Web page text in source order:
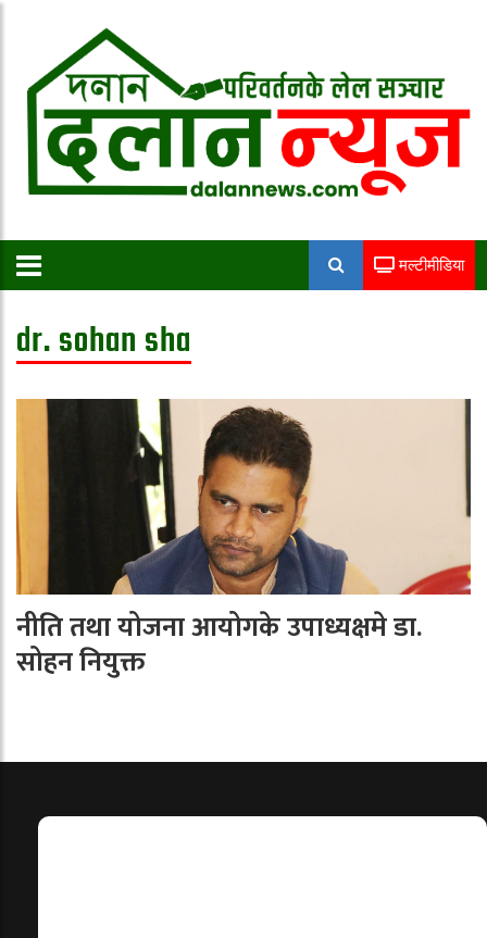
मल्टीमीडिया
dr. sohan sha
नीति तथा योजना आयोगके उपाध्यक्षमे डा.
सोहन नियुक्त